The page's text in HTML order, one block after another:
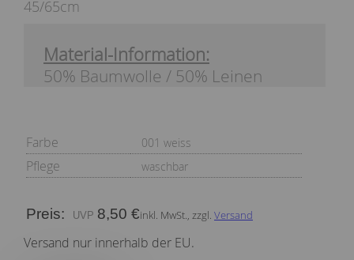
45/65cm
Material-Information:
50% Baumwolle / 50% Leinen
Farbe 001 weiss
Pflege waschbar
Preis: 8,50 €inkl. MwSt., zzgl. Versand
Versand nur innerhalb der EU.